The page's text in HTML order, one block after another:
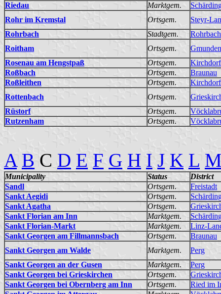
Riedau
Marktgem.
Rohr im Kremstal
Ortsgem.
Steyr-
Rohrbach
Stadtgem.
Rohrbach
Roitham
Ortsgem.
Gmunden
Rosenau am Hengstpaß
Ortsgem.
Roßbach
Ortsgem.
Braunau
Roßleithen
Ortsgem.
Rottenbach
Ortsgem.
Rüstorf
Ortsgem.
Rutzenham
Ortsgem.
A B C D E F G H I J K L
Municipality Status
District
Sandl
Ortsgem.
Freistadt
Sankt Aegidi
Ortsgem.
Sankt Agatha
Ortsgem.
Sankt Florian am Inn
Marktgem.
Sankt Florian-Markt
Marktgem.
Linz-
Sankt Georgen am Fillmannsbach
Ortsgem.
Braunau
Sankt Georgen am Walde
Marktgem.
Perg
Sankt Georgen an der Gusen
Marktgem.
Perg
Sankt Georgen bei Grieskirchen
Ortsgem.
Sankt Georgen bei Obernberg am Inn
Ortsgem.
Ried im